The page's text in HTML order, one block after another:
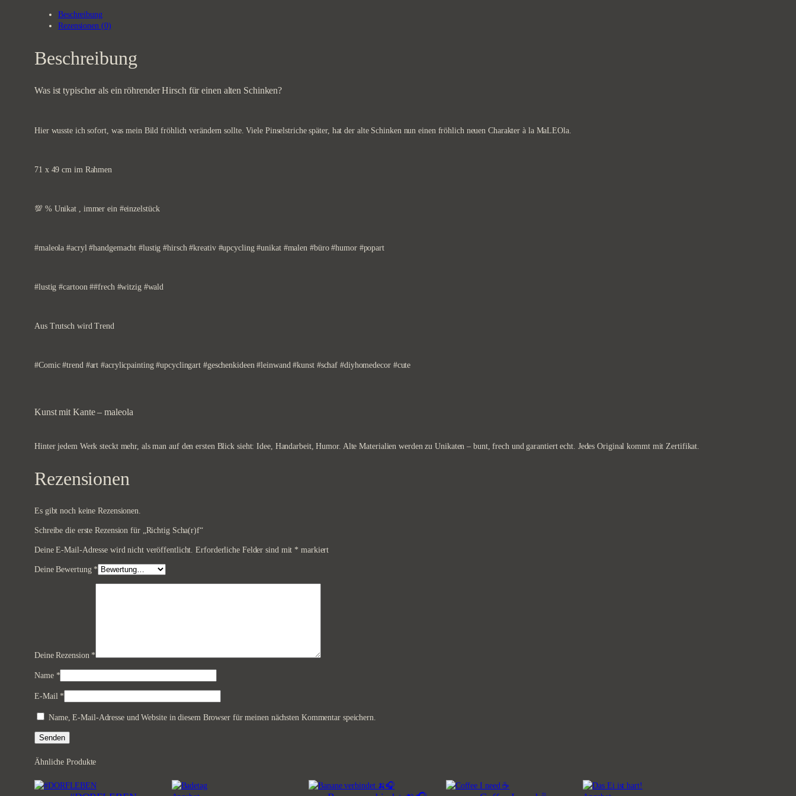
f
Beschreibung
Rezensionen (0)
Beschreibung
Was ist typischer als ein röhrender Hirsch für einen alten Schinken?
Hier wusste ich sofort, was mein Bild fröhlich verändern sollte. Viele Pinselstriche später, hat der alte Schinken nun einen fröhlich neuen Charakter à la MaLEOla.
71 x 49 cm im Rahmen
💯 % Unikat , immer ein #einzelstück
#maleola #acryl #handgemacht #lustig #hirsch #kreativ #upcycling #unikat #malen #büro #humor #popart
#lustig #cartoon ##frech #witzig #wald
Aus Trutsch wird Trend
#Comic #trend #art #acrylicpainting #upcyclingart #geschenkideen #leinwand #kunst #schaf #diyhomedecor #cute
Kunst mit Kante – maleola
Hinter jedem Werk steckt mehr, als man auf den ersten Blick sieht: Idee, Handarbeit, Humor. Alte Materialien werden zu Unikaten – bunt, frech und garantiert echt. Jedes Original kommt mit Zertifikat.
Rezensionen
Es gibt noch keine Rezensionen.
Schreibe die erste Rezension für „Richtig Scha(r)f“
Deine E-Mail-Adresse wird nicht veröffentlicht. Erforderliche Felder sind mit * markiert
Deine Bewertung *
Deine Rezension *
Name *
E-Mail *
Name, E-Mail-Adresse und Website in diesem Browser für meinen nächsten Kommentar speichern.
Ähnliche Produkte